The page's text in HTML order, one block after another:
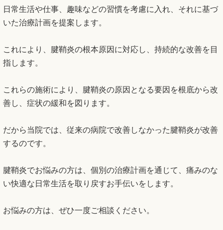
日常生活や仕事、趣味などの習慣を考慮に入れ、それに基づ
いた治療計画を提案します。
これにより、腱鞘炎の根本原因に対応し、持続的な改善を目
指します。
これらの施術により、腱鞘炎の原因となる要因を根底から改
善し、症状の緩和を図ります。
だから当院では、従来の病院で改善しなかった腱鞘炎が改善
するのです。
腱鞘炎でお悩みの方は、個別の治療計画を通じて、痛みのな
い快適な日常生活を取り戻すお手伝いをします。
お悩みの方は、ぜひ一度ご相談ください。